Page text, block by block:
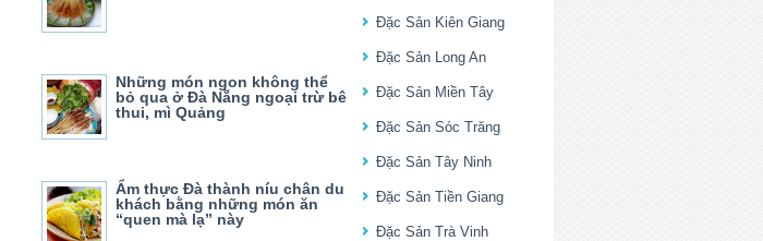
Những món ngon không thể
bỏ qua ở Đà Nẵng ngoại trừ bê
thui, mì Quảng
Ẩm thực Đà thành níu chân du
khách bằng những món ăn
“quen mà lạ” này
Đặc Sản Kiên Giang
Đặc Sản Long An
Đặc Sản Miền Tây
Đặc Sản Sóc Trăng
Đặc Sản Tây Ninh
Đặc Sản Tiền Giang
Đặc Sản Trà Vinh